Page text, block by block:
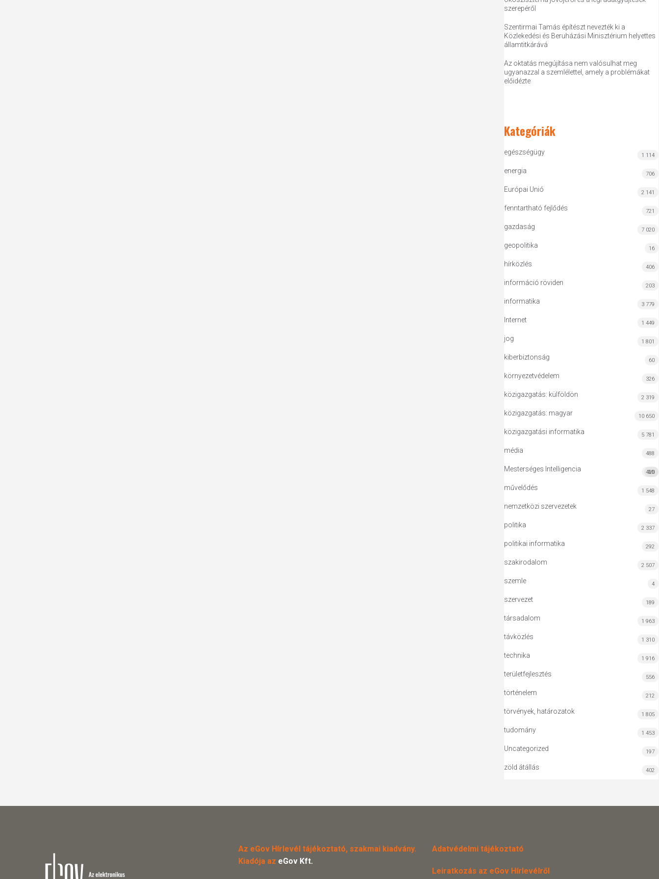
szerepéről
Szentirmai Tamás építészt nevezték ki a
Közlekedési és Beruházási Minisztérium helyettes
államtitkárává
Az oktatás megújítása nem valósulhat meg
ugyanazzal a szemlélettel, amely a problémákat
előidézte
Kategóriák
egészségügy 1 114
energia 706
Európai Unió 2 141
fenntartható fejlődés 721
gazdaság 7 020
geopolitika 16
hírközlés 406
információ röviden 203
informatika 3 779
Internet 1 449
jog 1 801
kiberbiztonság 60
környezetvédelem 326
közigazgatás: külföldön 2 319
közigazgatás: magyar 10 650
közigazgatási informatika 5 781
média 488
Mesterséges Intelligencia MI
420
művelődés 1 548
nemzetközi szervezetek 27
politika 2 337
politikai informatika 292
szakirodalom 2 507
szemle 4
szervezet 189
társadalom 1 963
távközlés 1 310
technika 1 916
területfejlesztés 556
történelem 212
törvények, határozatok 1 805
tudomány 1 453
Uncategorized 197
zöld átállás 402
Az eGov Hírlevél tájékoztató, szakmai kiadvány.
Kiadója az eGov Kft.
Adatvédelmi tájékoztató
Leiratkozás az eGov Hírlevélről